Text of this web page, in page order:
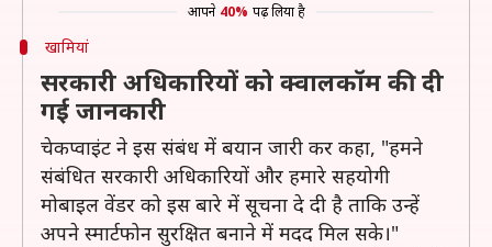
आपने 40% पढ़ लिया है
खामियां
सरकारी अधिकारियों को क्वालकॉम की दी
गई जानकारी
चेकप्वाइंट ने इस संबंध में बयान जारी कर कहा, "हमने
संबंधित सरकारी अधिकारियों और हमारे सहयोगी
मोबाइल वेंडर को इस बारे में सूचना दे दी है ताकि उन्हें
अपने स्मार्टफोन सुरक्षित बनाने में मदद मिल सके।"